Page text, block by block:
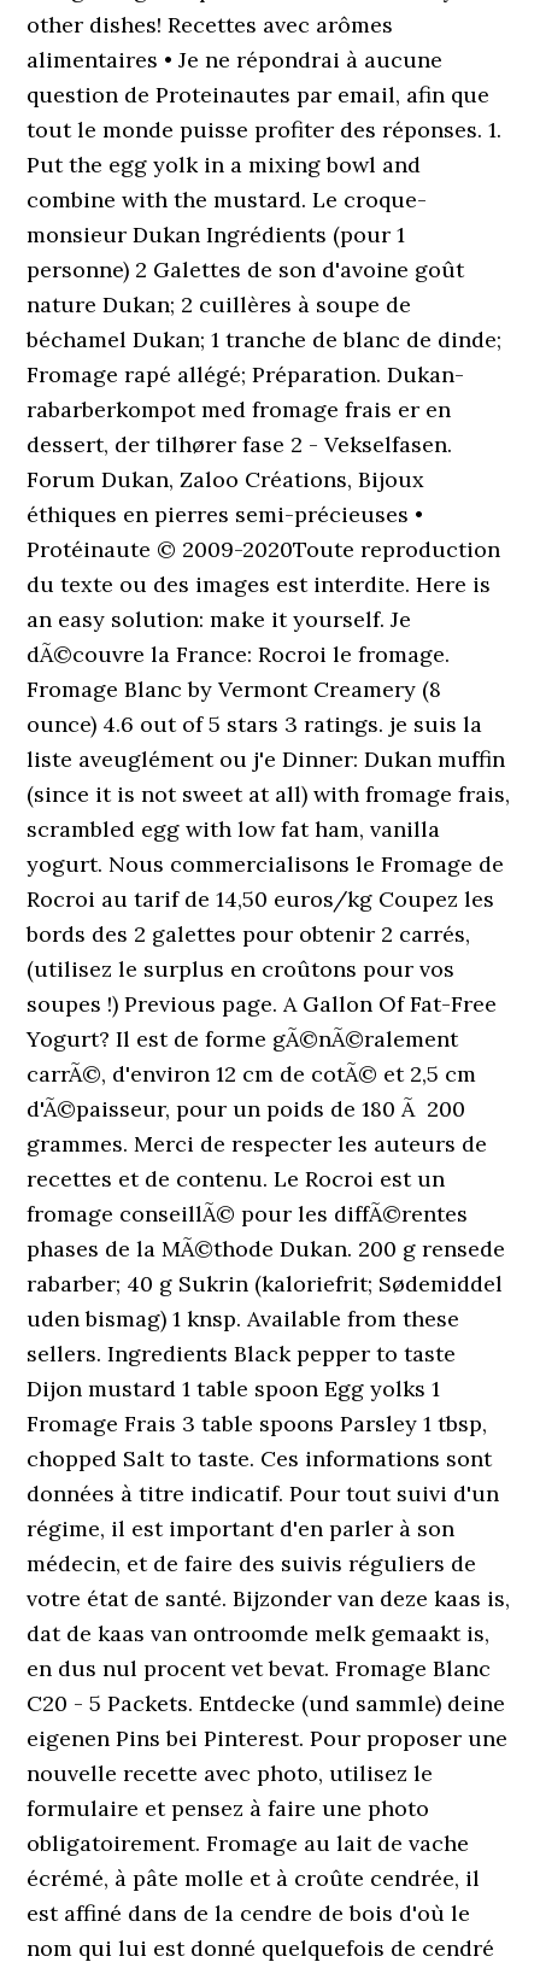
other dishes! Recettes avec arômes
alimentaires • Je ne répondrai à aucune
question de Proteinautes par email, afin que
tout le monde puisse profiter des réponses. 1.
Put the egg yolk in a mixing bowl and
combine with the mustard. Le croque-
monsieur Dukan Ingrédients (pour 1
personne) 2 Galettes de son d'avoine goût
nature Dukan; 2 cuillères à soupe de
béchamel Dukan; 1 tranche de blanc de dinde;
Fromage rapé allégé; Préparation. Dukan-
rabarberkompot med fromage frais er en
dessert, der tilhører fase 2 - Vekselfasen.
Forum Dukan, Zaloo Créations, Bijoux
éthiques en pierres semi-précieuses •
Protéinaute © 2009-2020Toute reproduction
du texte ou des images est interdite. Here is
an easy solution: make it yourself. Je
dÃ©couvre la France: Rocroi le fromage.
Fromage Blanc by Vermont Creamery (8
ounce) 4.6 out of 5 stars 3 ratings. je suis la
liste aveuglément ou j'e Dinner: Dukan muffin
(since it is not sweet at all) with fromage frais,
scrambled egg with low fat ham, vanilla
yogurt. Nous commercialisons le Fromage de
Rocroi au tarif de 14,50 euros/kg Coupez les
bords des 2 galettes pour obtenir 2 carrés,
(utilisez le surplus en croûtons pour vos
soupes !) Previous page. A Gallon Of Fat-Free
Yogurt? Il est de forme gÃ©nÃ©ralement
carrÃ©, d'environ 12 cm de cotÃ© et 2,5 cm
d'Ã©paisseur, pour un poids de 180 Ã 200
grammes. Merci de respecter les auteurs de
recettes et de contenu. Le Rocroi est un
fromage conseillÃ© pour les diffÃ©rentes
phases de la MÃ©thode Dukan. 200 g rensede
rabarber; 40 g Sukrin (kaloriefrit; Sødemiddel
uden bismag) 1 knsp. Available from these
sellers. Ingredients Black pepper to taste
Dijon mustard 1 table spoon Egg yolks 1
Fromage Frais 3 table spoons Parsley 1 tbsp,
chopped Salt to taste. Ces informations sont
données à titre indicatif. Pour tout suivi d'un
régime, il est important d'en parler à son
médecin, et de faire des suivis réguliers de
votre état de santé. Bijzonder van deze kaas is,
dat de kaas van ontroomde melk gemaakt is,
en dus nul procent vet bevat. Fromage Blanc
C20 - 5 Packets. Entdecke (und sammle) deine
eigenen Pins bei Pinterest. Pour proposer une
nouvelle recette avec photo, utilisez le
formulaire et pensez à faire une photo
obligatoirement. Fromage au lait de vache
écrémé, à pâte molle et à croûte cendrée, il
est affiné dans de la cendre de bois d'où le
nom qui lui est donné quelquefois de cendré